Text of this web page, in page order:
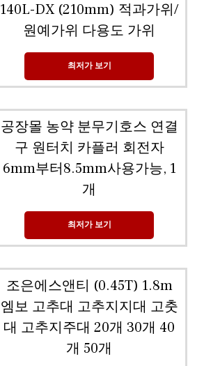
140L-DX (210mm) 적과가위/
원예가위 다용도 가위
최저가 보기
공장몰 농약 분무기호스 연결
구 원터치 카플러 회전자
6mm부터8.5mm사용가능, 1
개
최저가 보기
조은에스앤티 (0.45T) 1.8m
엠보 고추대 고추지지대 고춧
대 고추지주대 20개 30개 40
개 50개